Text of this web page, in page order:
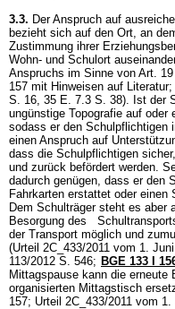
3.3. Der Anspruch auf
bezieht sich auf den Ort, an
Zustimmung ihrer
Wohn- und Schulort
Anspruchs im Sinne von Art.
157 mit Hinweisen auf Literatur;
S. 16, 35 E. 7.3 S. 38). Ist der
ungünstige Topografie auf
sodass er den Schulpflichtigen
einen Anspruch auf
dass die Schulpflichtigen
und zurück befördert werden.
dadurch genügen, dass er den
Fahrkarten erstattet oder
Dem Schulträger steht es aber
Besorgung des
der Transport möglich und
(Urteil 2C_433/2011 vom 1.
113/2012 S. 546; BGE 133 I
Mittagspause kann die erneute
organisierten Mittagstisch
157; Urteil 2C_433/2011 vom